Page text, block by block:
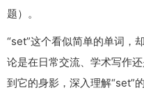
题）。
“set”这个看似简单的单词，
论是在日常交流、学术写作
到它的身影，深入理解“set”